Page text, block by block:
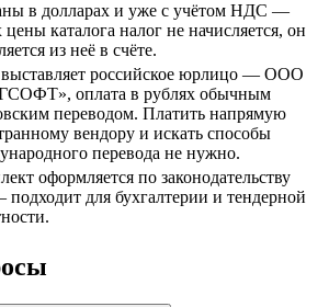
в долларах и уже с учётом НДС —
цены каталога налог не начисляется, он
из неё в счёте.
российское юрлицо — ООО
оплата в рублях обычным
переводом. Платить напрямую
вендору и искать способы
перевода не нужно.
оформляется по законодательству
для бухгалтерии и тендерной